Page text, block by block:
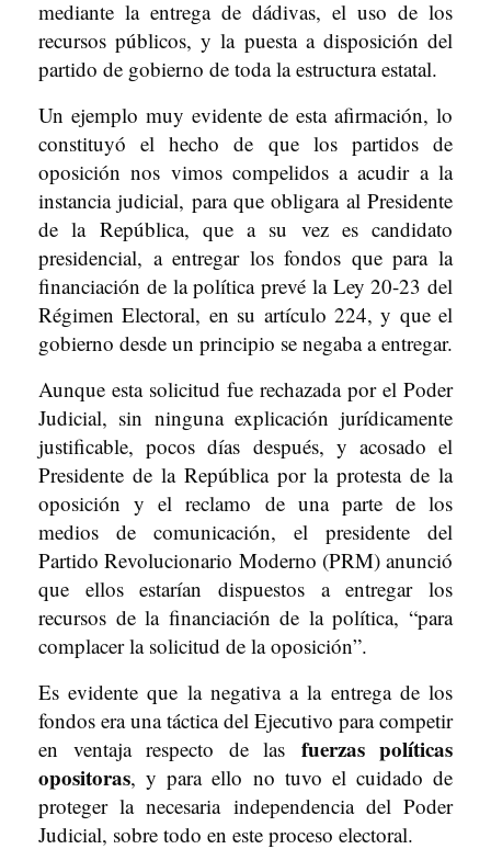
mediante la entrega de dádivas, el uso de los
recursos públicos, y la puesta a disposición del
partido de gobierno de toda la estructura estatal.
Un ejemplo muy evidente de esta afirmación, lo
constituyó el hecho de que los partidos de
oposición nos vimos compelidos a acudir a la
instancia judicial, para que obligara al Presidente
de la República, que a su vez es candidato
presidencial, a entregar los fondos que para la
financiación de la política prevé la Ley 20-23 del
Régimen Electoral, en su artículo 224, y que el
gobierno desde un principio se negaba a entregar.
Aunque esta solicitud fue rechazada por el Poder
Judicial, sin ninguna explicación jurídicamente
justificable, pocos días después, y acosado el
Presidente de la República por la protesta de la
oposición y el reclamo de una parte de los
medios de comunicación, el presidente del
Partido Revolucionario Moderno (PRM) anunció
que ellos estarían dispuestos a entregar los
recursos de la financiación de la política, “para
complacer la solicitud de la oposición”.
Es evidente que la negativa a la entrega de los
fondos era una táctica del Ejecutivo para competir
en ventaja respecto de las fuerzas políticas
opositoras, y para ello no tuvo el cuidado de
proteger la necesaria independencia del Poder
Judicial, sobre todo en este proceso electoral.